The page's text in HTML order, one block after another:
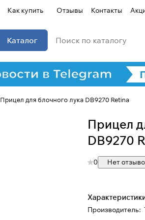
Как купить Отзывы Контакты
Каталог
Прицел для блочного лука DB9270 Retina
Прицел
DB9270
0 Нет
Производитель: